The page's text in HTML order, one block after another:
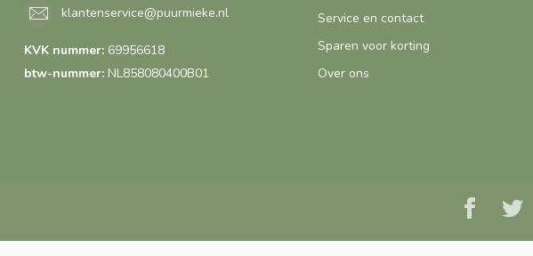
klantenservice@puurmieke.nl
KVK nummer: 69956618
btw-nummer: NL858080400B01
Service en contact
Sparen voor korting
Over ons